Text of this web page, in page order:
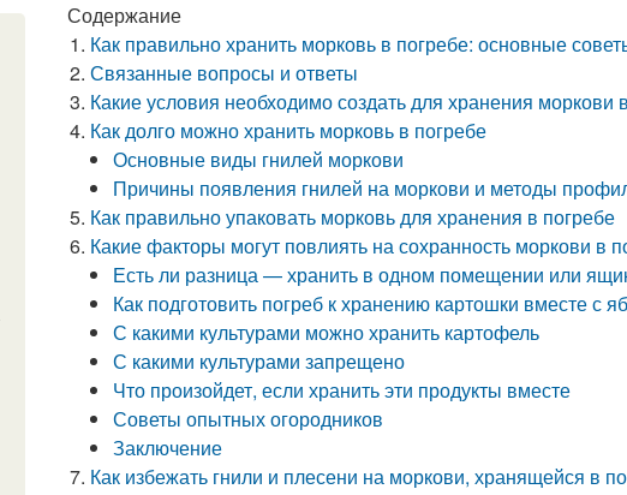
Содержание
Как правильно хранить морковь в погребе: основные
Связанные вопросы и ответы
Какие условия необходимо создать для хранения моркови
Как долго можно хранить морковь в погребе
Основные виды гнилей моркови
Причины появления гнилей на моркови и методы
Как правильно упаковать морковь для хранения в погребе
Какие факторы могут повлиять на сохранность моркови в
Есть ли разница — хранить в одном помещении или
Как подготовить погреб к хранению картошки вместе с
С какими культурами можно хранить картофель
С какими культурами запрещено
Что произойдет, если хранить эти продукты вместе
Советы опытных огородников
Заключение
Как избежать гнили и плесени на моркови, хранящейся в